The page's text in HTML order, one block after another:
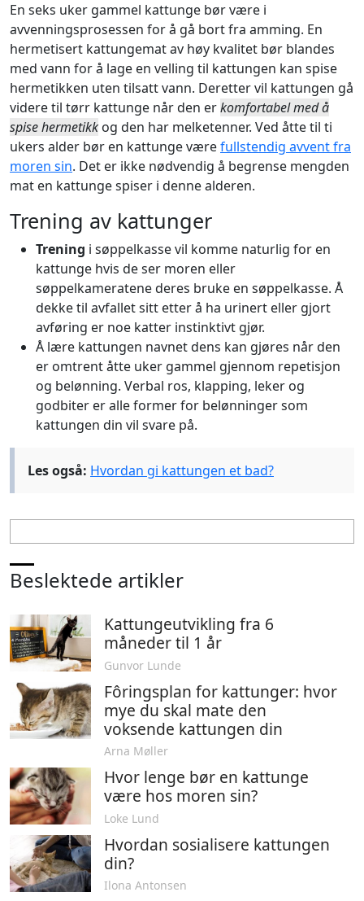
En seks uker gammel kattunge bør være i
avvenningsprosessen for å gå bort fra amming. En
hermetisert kattungemat av høy kvalitet bør blandes
med vann for å lage en velling til kattungen kan spise
hermetikken uten tilsatt vann. Deretter vil kattungen gå
videre til tørr kattunge når den erkomfortabel med å
spise hermetikk og den har melketenner. Ved åtte til ti
ukers alder bør en kattunge værefullstendig avvent fra
moren sin. Det er ikke nødvendig å begrense mengden
mat en kattunge spiser i denne alderen.
Trening av kattunger
Trening i søppelkasse vil komme naturlig for en
kattunge hvis de ser moren eller
søppelkameratene deres bruke en søppelkasse. Å
dekke til avfallet sitt etter å ha urinert eller gjort
avføring er noe katter instinktivt gjør.
Å lære kattungen navnet dens kan gjøres når den
er omtrent åtte uker gammel gjennom repetisjon
og belønning. Verbal ros, klapping, leker og
godbiter er alle former for belønninger som
kattungen din vil svare på.
Les også: Hvordan gi kattungen et bad?
Beslektede artikler
Kattungeutvikling fra 6
måneder til 1 år
Gunvor Lunde
Fôringsplan for kattunger: hvor
mye du skal mate den
voksende kattungen din
Arna Møller
Hvor lenge bør en kattunge
være hos moren sin?
Loke Lund
Hvordan sosialisere kattungen
din?
Ilona Antonsen